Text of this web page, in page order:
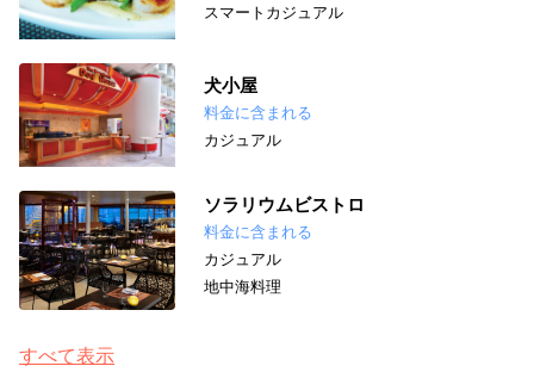
スマートカジュアル
犬小屋
料金に含まれる
カジュアル
ソラリウムビストロ
料金に含まれる
カジュアル
地中海料理
すべて表示